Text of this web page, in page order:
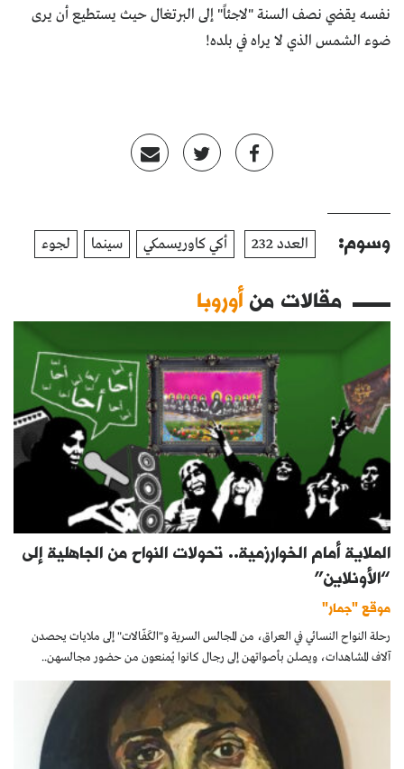
نفسه يقضي نصف السنة "لاجئاً" إلى البرتغال حيث يستطيع أن يرى
ضوء الشمس الذي لا يراه في بلده!
وسوم: العدد 232 أكي كاوريسمكي سينما لجوء
مقالات منأوروبا
الملاية أمام الخوارزمية.. تحولات النواح من الجاهلية إلى
“الأونلاين”
موقع "جمار"
رحلة النواح النسائي في العراق، من المجالس السرية و"الكَفّالات" إلى ملايات يحصدن
آلاف المشاهدات، ويصلن بأصواتهن إلى رجال كانوا يُمنعون من حضور مجالسهن..